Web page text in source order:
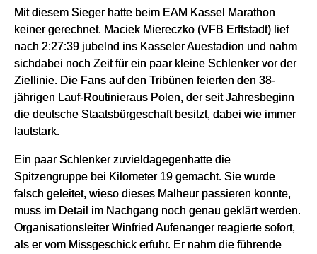
Mit diesem Sieger hatte beim EAM Kassel Marathon
keiner gerechnet. Maciek Miereczko (VFB Erftstadt) lief
nach 2:27:39 jubelnd ins Kasseler Auestadion und nahm
sichdabei noch Zeit für ein paar kleine Schlenker vor der
Ziellinie. Die Fans auf den Tribünen feierten den 38-
jährigen Lauf-Routinieraus Polen, der seit Jahresbeginn
die deutsche Staatsbürgeschaft besitzt, dabei wie immer
lautstark.
Ein paar Schlenker zuvieldagegenhatte die
Spitzengruppe bei Kilometer 19 gemacht. Sie wurde
falsch geleitet, wieso dieses Malheur passieren konnte,
muss im Detail im Nachgang noch genau geklärt werden.
Organisationsleiter Winfried Aufenanger reagierte sofort,
als er vom Missgeschick erfuhr. Er nahm die führende